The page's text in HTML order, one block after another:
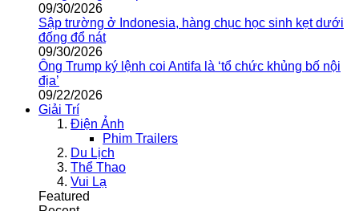
09/30/2026
Sập trường ở Indonesia, hàng chục học sinh kẹt dưới
đống đổ nát
09/30/2026
Ông Trump ký lệnh coi Antifa là ‘tổ chức khủng bố nội
địa’
09/22/2026
Giải Trí
Điện Ảnh
Phim Trailers
Du Lịch
Thể Thao
Vui Lạ
Featured